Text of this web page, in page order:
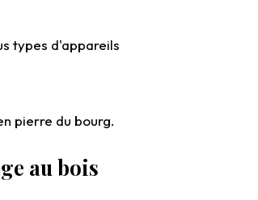
types d'appareils
pierre du bourg.
au bois